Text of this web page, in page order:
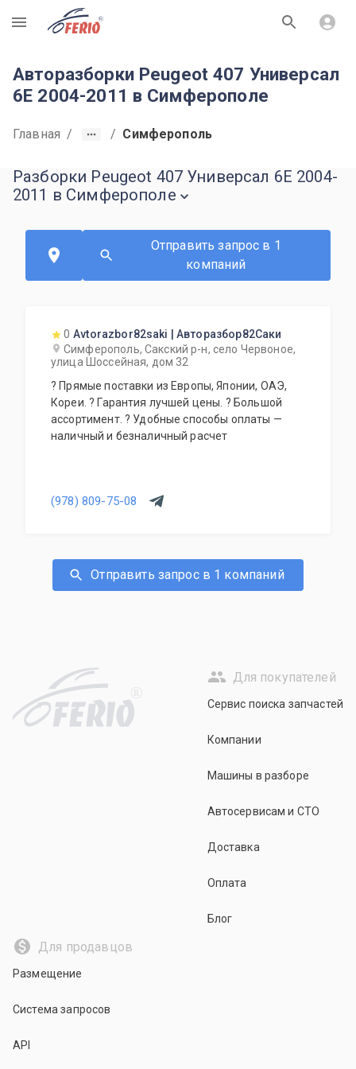
R
Авторазборки Peugeot 407 Универсал
6E 2004-2011 в Симферополе
Главная / / Симферополь
Разборки Peugeot 407 Универсал 6E 2004-
2011 в Симферополе
Отправить запрос в 1
компаний
0 Avtorazbor82saki | Авторазбор82Саки
Симферополь, Сакский р-н, село Червоное,
улица Шоссейная, дом 32
? Прямые поставки из Европы, Японии, ОАЭ,
Кореи. ? Гарантия лучшей цены. ? Большой
ассортимент. ? Удобные способы оплаты —
наличный и безналичный расчет
(978) 809-75-08
Отправить запрос в 1 компаний
R
Для покупателей
Сервис поиска запчастей
Компании
Машины в разборе
Автосервисам и СТО
Доставка
Оплата
Блог
Для продавцов
Размещение
Система запросов
API